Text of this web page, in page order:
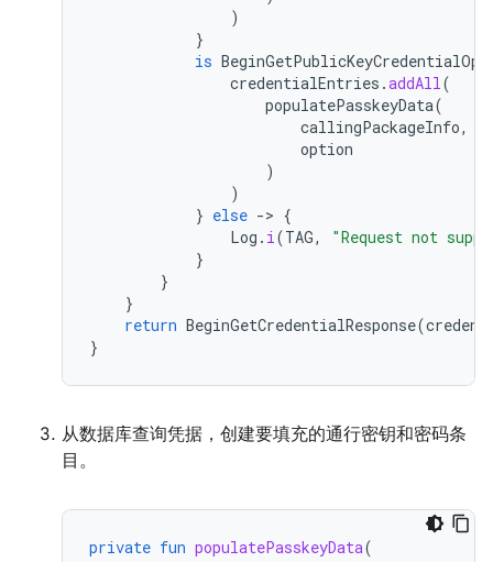
)
}
is
credentialEntries .addAll(
populatePasskeyData(
callingPackageInfo,
option
)
)
} else -> {
Log . i(TAG,
"Request not
}
}
}
return BeginGetCredentialResponse(
}
从数据库查询凭据，创建要填充的通行密钥和密码条
目。
private fun populatePasskeyData(